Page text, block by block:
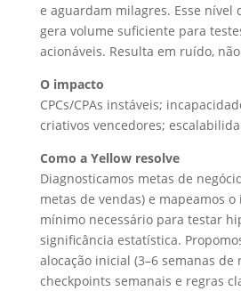
e aguardam milagres. Esse nível
gera volume suficiente para
acionáveis. Resulta em ruído,
O impacto
CPCs/CPAs instáveis;
criativos vencedores;
Como a Yellow resolve
Diagnosticamos metas de negócio
metas de vendas) e mapeamos
mínimo necessário para testar
significância estatística.
alocação inicial (3–6 semanas de
checkpoints semanais e regras